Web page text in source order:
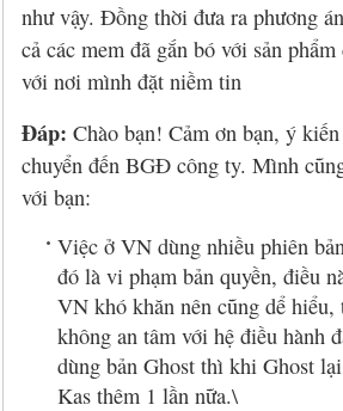
như vậy. Đồng thời đưa ra phương
cả các mem đã gắn bó với sản
với nơi mình đặt niềm tin
Đáp: Chào bạn! Cảm ơn bạn, ý
chuyển đến BGĐ công ty. Mình
với bạn:
Việc ở VN dùng nhiều phiên
đó là vi phạm bản quyền, điều
VN khó khăn nên cũng dể hiểu,
không an tâm với hệ điều hành
dùng bản Ghost thì khi Ghost
Kas thêm 1 lần nữa.\